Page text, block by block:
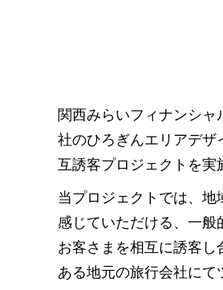
関西みらいフィナンシ
社のひろぎんエリアデザ
互誘客プロジェクトを実
当プロジェクトでは、
感じていただける、一
お客さまを相互に誘客
ある地元の旅行会社にて